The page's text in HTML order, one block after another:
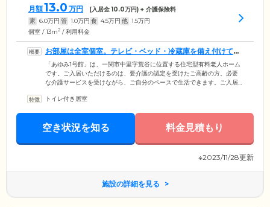
月額13.0 万円 (入居金10.0万円) + 介護保険料
家 6.0万円 管 1.0万円 食 4.5万円 他 1.5万円
個室 / 13m2 / 利用料金
お部屋は全室個室。テレビ・ベッド・冷蔵庫を備え付けてい
ます
「あゆみ1号館」は、一関市中里字荒谷に位置する住宅型有料老人ホーム
です。ご入居いただけるのは、要介護の認定を受けたご高齢の方。必要
な介護サービスを受けながら、ご自分のペースで生活できます。ご入居
バシーの保たれた空間で、おひとりの時間を大切にしていただけます。
な環境でお過ごしいただけます。また、建物内は安全性に配慮した完全
バリアフリー設計。段差のないフラットな住環境ですので、車いすや歩
トイレ付き居室
空き状況を知る 料金見積もり
※2023/11/28更新
施設の詳細を見る